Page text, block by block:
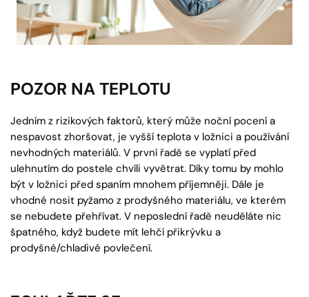
POZOR NA TEPLOTU
Jedním z rizikových faktorů, který může noční pocení a
nespavost zhoršovat, je vyšší teplota v ložnici a používání
nevhodných materiálů. V první řadě se vyplatí před
ulehnutím do postele chvíli vyvětrat. Díky tomu by mohlo
být v ložnici před spaním mnohem příjemněji. Dále je
vhodné nosit pyžamo z prodyšného materiálu, ve kterém
se nebudete přehřívat. V neposlední řadě neuděláte nic
špatného, když budete mít lehčí přikrývku a
prodyšné/chladivé povlečení.